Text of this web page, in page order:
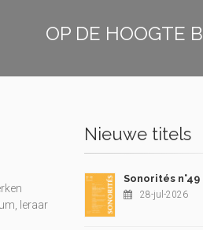
OP DE HOOGTE
leraar
Nieuwe titels
Sonorités n°49
28-jul-2026